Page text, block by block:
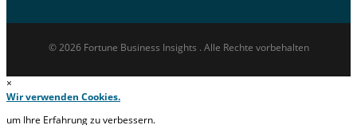
© 2026 Fortune Business Insights . Alle Rechte vorbehalten
×
Wir verwenden Cookies.
um Ihre Erfahrung zu verbessern.